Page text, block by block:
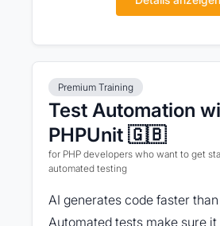
Premium Training
Test Automation
PHPUnit 🇬🇧
for PHP developers who want to get
automated testing
AI generates code faster
Automated tests make sure